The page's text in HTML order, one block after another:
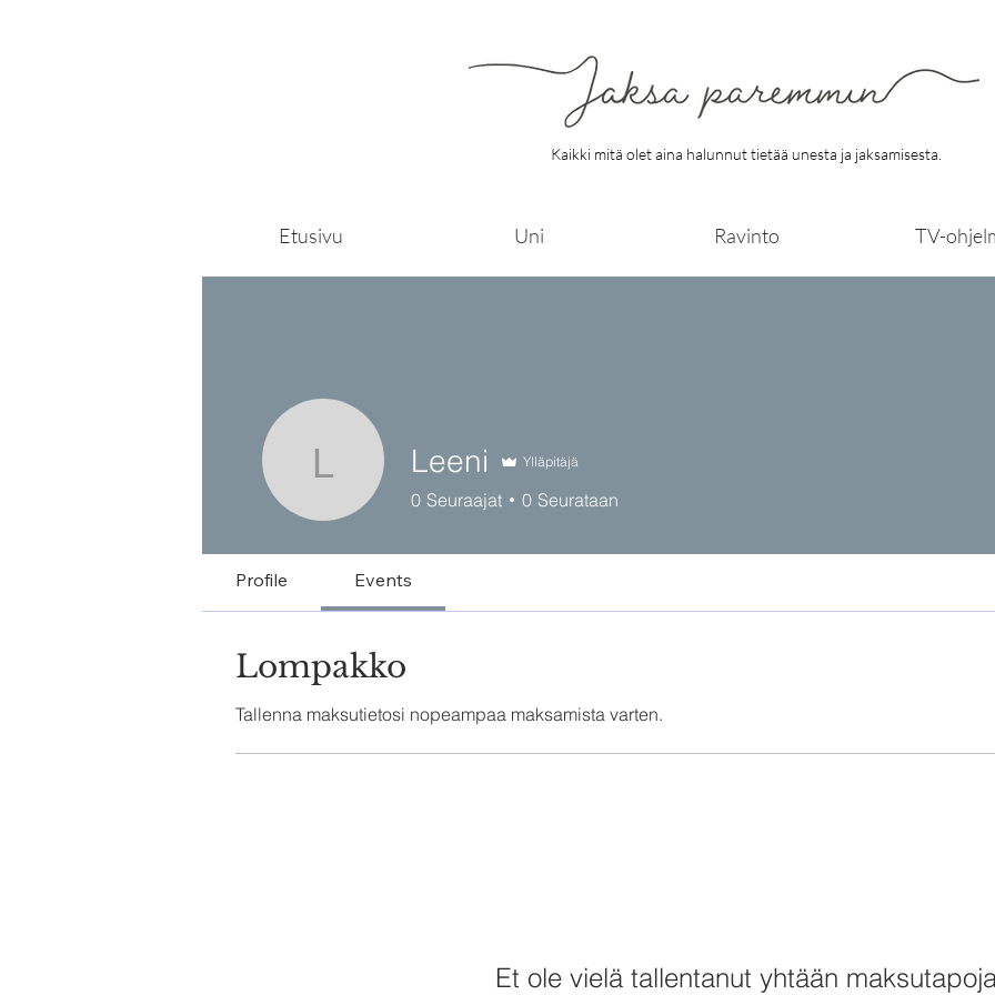
Kaikki mitä olet aina halunnut tietää unesta ja jaksamisesta.
Etusivu Uni Ravinto TV-
LeeniLeeni Ylläpitäjä
0 Seuraajat 0 Seurataan
Profile Events
Lompakko
Tallenna maksutietosi nopeampaa maksamista varten.
Et ole vielä tallentanut yhtään